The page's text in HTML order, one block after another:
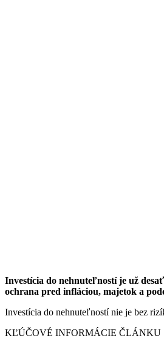
Investícia do nehnuteľností je už
ochrana pred infláciou, majetok a
Investícia do nehnuteľností nie je bez
KĽÚČOVÉ INFORMÁCIE ČLÁNKU